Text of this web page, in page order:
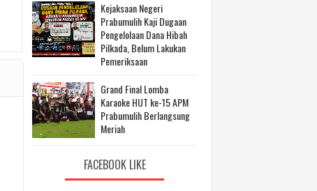
Kejaksaan Negeri
Prabumulih Kaji Dugaan
Pengelolaan Dana Hibah
Pilkada, Belum Lakukan
Pemeriksaan
Grand Final Lomba
Karaoke HUT ke-15 APM
Prabumulih Berlangsung
Meriah
FACEBOOK LIKE